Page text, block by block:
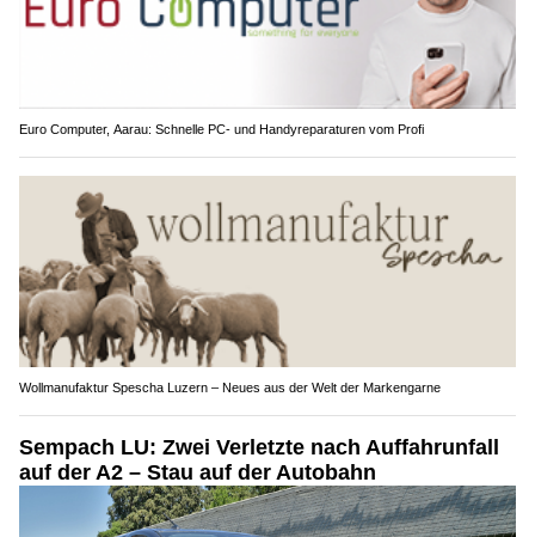
Euro Computer, Aarau: Schnelle PC- und Handyreparaturen vom Profi
Wollmanufaktur Spescha Luzern – Neues aus der Welt der Markengarne
Sempach LU: Zwei Verletzte nach Auffahrunfall
auf der A2 – Stau auf der Autobahn